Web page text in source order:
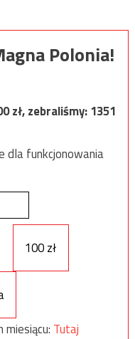
Polonia!
zł, zebraliśmy:1351
dla funkcjonowania
100 zł
Tutaj